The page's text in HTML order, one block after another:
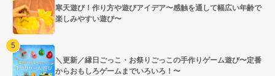
寒天遊び！作り方や遊びアイデア〜感触を通して幅広い年齢で
楽しみやすい遊び〜
＼更新／縁日ごっこ・お祭りごっこの手作りゲーム遊び〜定番
からおもしろゲームまでいろいろ！〜